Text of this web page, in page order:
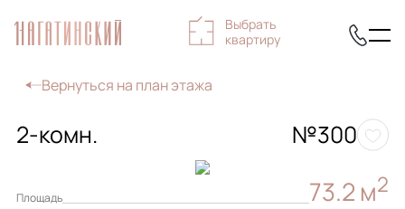
Выбрать
квартиру
Вернуться на план этажа
Площадь 73.2 м2
2-комн. №300